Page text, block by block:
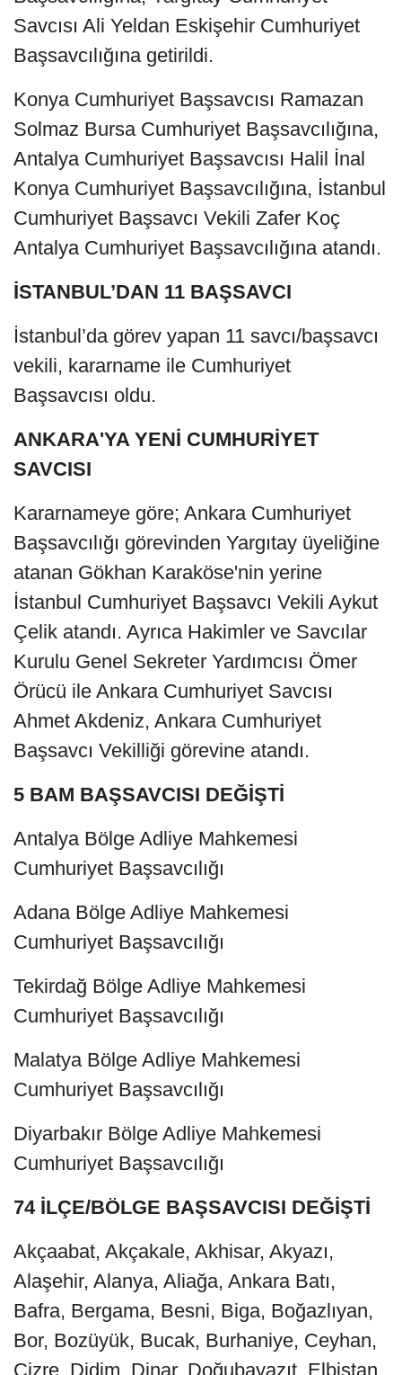
Savcısı Ali Yeldan Eskişehir Cumhuriyet
Başsavcılığına getirildi.
Konya Cumhuriyet Başsavcısı Ramazan
Solmaz Bursa Cumhuriyet Başsavcılığına,
Antalya Cumhuriyet Başsavcısı Halil İnal
Konya Cumhuriyet Başsavcılığına, İstanbul
Cumhuriyet Başsavcı Vekili Zafer Koç
Antalya Cumhuriyet Başsavcılığına atandı.
İSTANBUL’DAN 11 BAŞSAVCI
İstanbul’da görev yapan 11 savcı/başsavcı
vekili, kararname ile Cumhuriyet
Başsavcısı oldu.
ANKARA'YA YENİ CUMHURİYET
SAVCISI
Kararnameye göre; Ankara Cumhuriyet
Başsavcılığı görevinden Yargıtay üyeliğine
atanan Gökhan Karaköse'nin yerine
İstanbul Cumhuriyet Başsavcı Vekili Aykut
Çelik atandı. Ayrıca Hakimler ve Savcılar
Kurulu Genel Sekreter Yardımcısı Ömer
Örücü ile Ankara Cumhuriyet Savcısı
Ahmet Akdeniz, Ankara Cumhuriyet
Başsavcı Vekilliği görevine atandı.
5 BAM BAŞSAVCISI DEĞİŞTİ
Antalya Bölge Adliye Mahkemesi
Cumhuriyet Başsavcılığı
Adana Bölge Adliye Mahkemesi
Cumhuriyet Başsavcılığı
Tekirdağ Bölge Adliye Mahkemesi
Cumhuriyet Başsavcılığı
Malatya Bölge Adliye Mahkemesi
Cumhuriyet Başsavcılığı
Diyarbakır Bölge Adliye Mahkemesi
Cumhuriyet Başsavcılığı
74 İLÇE/BÖLGE BAŞSAVCISI DEĞİŞTİ
Akçaabat, Akçakale, Akhisar, Akyazı,
Alaşehir, Alanya, Aliağa, Ankara Batı,
Bafra, Bergama, Besni, Biga, Boğazlıyan,
Bor, Bozüyük, Bucak, Burhaniye, Ceyhan,
Cizre, Didim, Dinar, Doğubayazıt, Elbistan,